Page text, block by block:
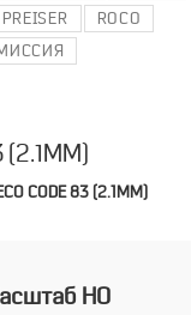
PREISER
ROCO
(2.1ММ)
CODE 83 (2.1ММ)
HO